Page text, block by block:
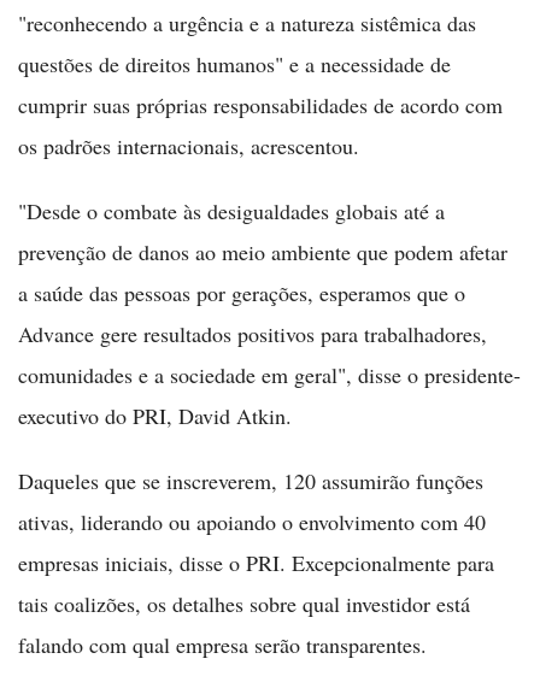
"reconhecendo a urgência e a natureza sistêmica das
questões de direitos humanos" e a necessidade de
cumprir suas próprias responsabilidades de acordo com
os padrões internacionais, acrescentou.
"Desde o combate às desigualdades globais até a
prevenção de danos ao meio ambiente que podem afetar
a saúde das pessoas por gerações, esperamos que o
Advance gere resultados positivos para trabalhadores,
comunidades e a sociedade em geral", disse o presidente-
executivo do PRI, David Atkin.
Daqueles que se inscreverem, 120 assumirão funções
ativas, liderando ou apoiando o envolvimento com 40
empresas iniciais, disse o PRI. Excepcionalmente para
tais coalizões, os detalhes sobre qual investidor está
falando com qual empresa serão transparentes.